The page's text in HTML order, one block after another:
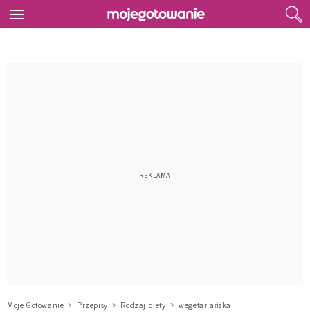
Moje Gotowanie Przepisy Rodzaj diety wegetariańska